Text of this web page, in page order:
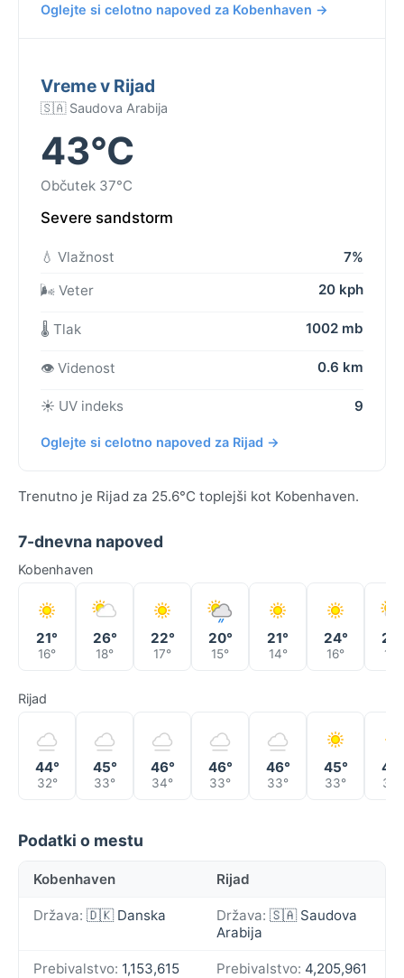
Oglejte si celotno napoved za Kobenhaven →
Vreme v Rijad
🇸🇦 Saudova Arabija
43°C
Občutek 37°C
Severe sandstorm
💧 Vlažnost
7%
🌬️ Veter
20 kph
🌡️ Tlak 1002 mb
👁️ Videnost 0.6 km
☀️ UV indeks 9
Oglejte si celotno napoved za Rijad →
Trenutno je Rijad za 25.6°C toplejši kot Kobenhaven.
7-dnevna napoved
Kobenhaven
21°
16°
26°
18°
22°
17°
20°
15°
21°
14°
24°
16° 16°
Rijad
44°
32°
45°
33°
46°
34°
46°
33°
46°
33°
45°
33° 33°
Podatki o mestu
Kobenhaven Rijad
Država: 🇩🇰 Danska Država: 🇸🇦 Saudova
Arabija
Prebivalstvo: 1,153,615 Prebivalstvo: 4,205,961